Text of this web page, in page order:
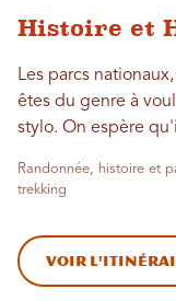
Histoire et
Les parcs
êtes du genre à
stylo. On espère
Randonnée, histoire et
trekking
Voir